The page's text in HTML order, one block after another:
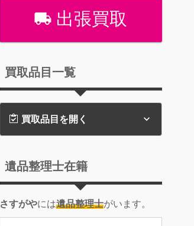
出張買取
買取品目一覧
買取品目を開く
遺品整理士在籍
さすがやには遺品整理士がいます。